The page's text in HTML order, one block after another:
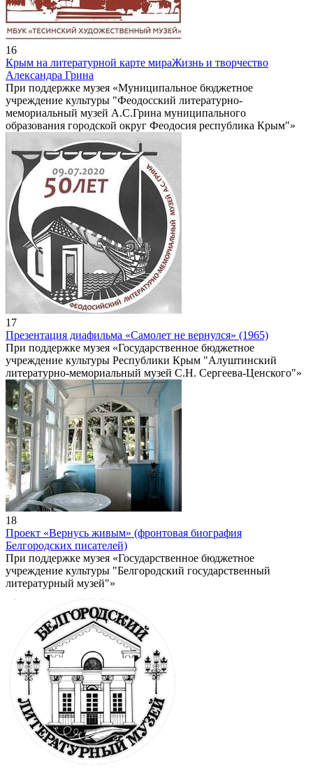
16
Крым на литературной карте мираЖизнь и творчество
Александра Грина
При поддержке музея «Муниципальное бюджетное
учреждение культуры "Феодосский литературно-
мемориальный музей А.С.Грина муниципального
образования городской округ Феодосия республика Крым"»
17
Презентация диафильма «Самолет не вернулся» (1965)
При поддержке музея «Государственное бюджетное
учреждение культуры Республики Крым "Алуштинский
литературно-мемориальный музей С.Н. Сергеева-Ценского"»
18
Проект «Вернусь живым» (фронтовая биография
Белгородских писателей)
При поддержке музея «Государственное бюджетное
учреждение культуры "Белгородский государственный
литературный музей"»